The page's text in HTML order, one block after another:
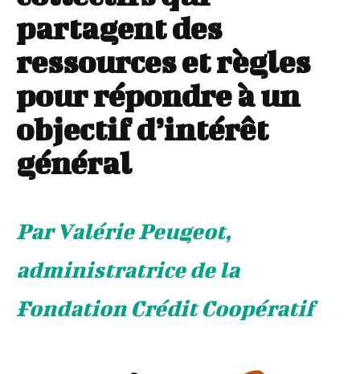
partagent des
ressources et règles
pour répondre à un
objectif d’intérêt
général
Par Valérie Peugeot,
administratrice de la
Fondation Crédit Coopératif